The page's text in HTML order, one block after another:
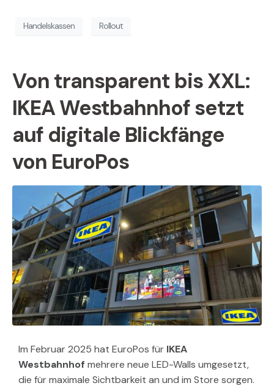
Handelskassen Rollout
Von transparent bis XXL:
IKEA Westbahnhof setzt
auf digitale Blickfänge
von EuroPos
Im Februar 2025 hat EuroPos für IKEA
Westbahnhof mehrere neue LED-Walls umgesetzt,
die für maximale Sichtbarkeit an und im Store sorgen.